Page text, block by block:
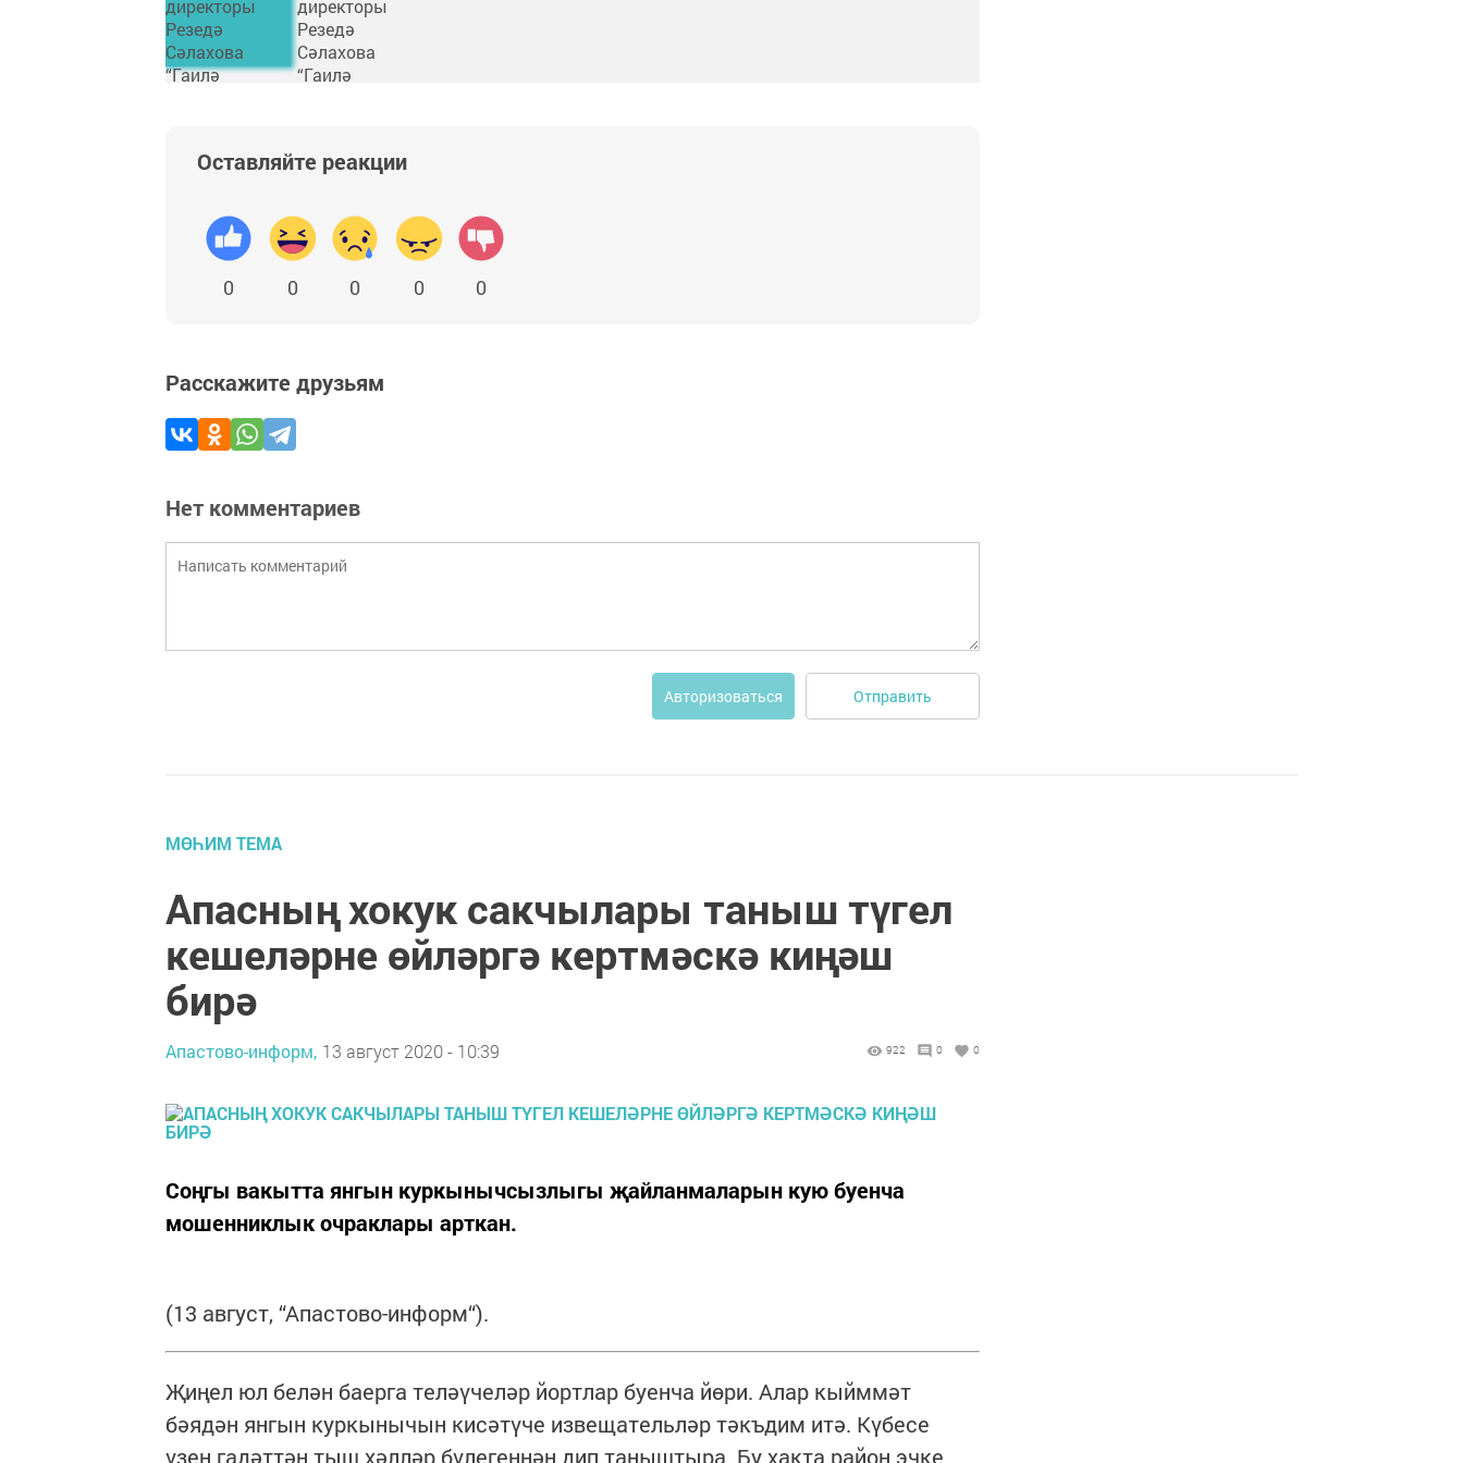
Оставляйте реакции
0 0 0 0 0
Расскажите друзьям
Нет комментариев
Авторизоваться Отправить
МӨҺИМ ТЕМА
Апасның хокук сакчылары таныш түгел
кешеләрне өйләргә кертмәскә киңәш
бирә
Апастово-информ, 13 август 2020 - 10:39 922 0 0
Соңгы вакытта янгын куркынычсызлыгы җайланмаларын кую буенча
мошенниклык очраклары арткан.
(13 август, “Апастово-информ“).
Җиңел юл белән баерга теләүчеләр йортлар буенча йөри. Алар кыйммәт
бәядән янгын куркынычын кисәтүче извещательләр тәкъдим итә. Күбесе
үзен гадәттән тыш хәлләр бүлегеннән дип таныштыра. Бу хакта район эчке